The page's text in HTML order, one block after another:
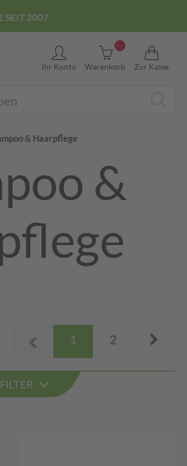
SEIT 2007
Ihr Konto Warenkorb
0
Zur Kasse
& Haarpflege
&
1 2